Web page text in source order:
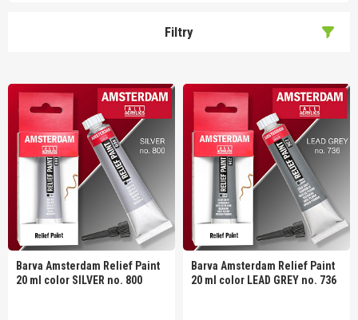
Filtry
Barva Amsterdam Relief Paint
20 ml color SILVER no. 800
Barva Amsterdam Relief Paint
20 ml color LEAD GREY no. 736